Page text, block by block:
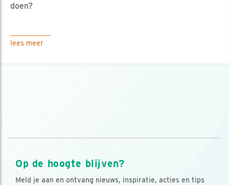
doen?
lees meer
Op de hoogte blijven?
Meld je aan en ontvang nieuws, inspiratie, acties en tips